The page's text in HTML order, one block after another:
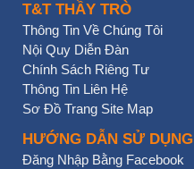
T&T THẦY TRÒ
Thông Tin Về Chúng Tôi
Nội Quy Diễn Đàn
Chính Sách Riêng Tư
Thông Tin Liên Hệ
Sơ Đồ Trang Site Map
HƯỚNG DẪN SỬ DỤNG
Đăng Nhập Bằng Facebook